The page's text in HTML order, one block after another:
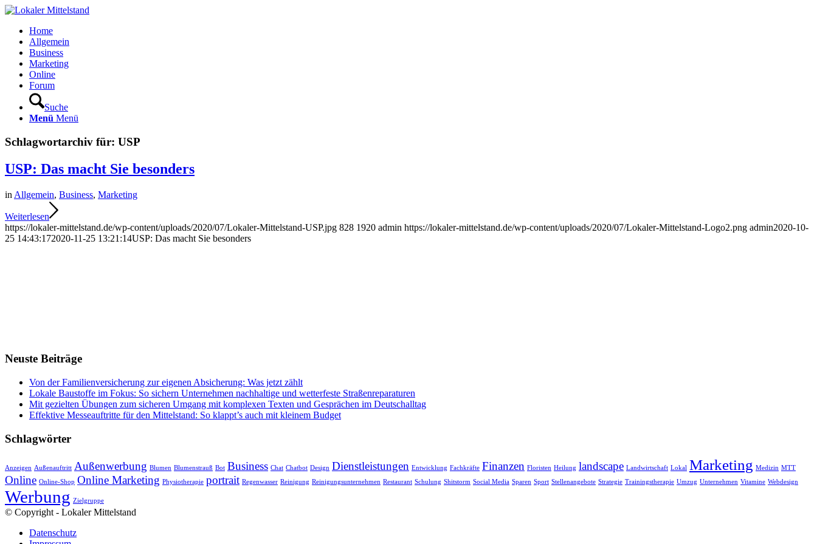
Home
Allgemein
Business
Marketing
Online
Forum
Suche
Menü Menü
Schlagwortarchiv für: USP
USP: Das macht Sie besonders
in Allgemein, Business, Marketing
Weiterlesen
https://lokaler-mittelstand.de/wp-content/uploads/2020/07/Lokaler-Mittelstand-USP.jpg 828 1920 admin https://lokaler-mittelstand.de/wp-content/uploads/2020/07/Lokaler-Mittelstand-Logo2.png admin2020-10-
25 14:43:172020-11-25 13:21:14USP: Das macht Sie besonders
Neuste Beiträge
Von der Familienversicherung zur eigenen Absicherung: Was jetzt zählt
Lokale Baustoffe im Fokus: So sichern Unternehmen nachhaltige und wetterfeste Straßenreparaturen
Mit gezielten Übungen zum sicheren Umgang mit komplexen Texten und Gesprächen im Deutschalltag
Effektive Messeauftritte für den Mittelstand: So klappt’s auch mit kleinem Budget
Schlagwörter
Anzeigen Außenauftritt Außenwerbung Blumen Blumenstrauß Bot Business Chat Chatbot Design Dienstleistungen Entwicklung Fachkräfte Finanzen Floristen Heilung landscape Landwirtschaft Lokal Marketing Medizin MTT
Online Online-Shop Online Marketing Physiotherapie portrait Regenwasser Reinigung Reinigungsunternehmen Restaurant Schulung Shitstorm Social Media Sparen Sport Stellenangebote Strategie Trainingstherapie Umzug Unternehmen Vitamine Webdesign
Werbung Zielgruppe
© Copyright - Lokaler Mittelstand
Datenschutz